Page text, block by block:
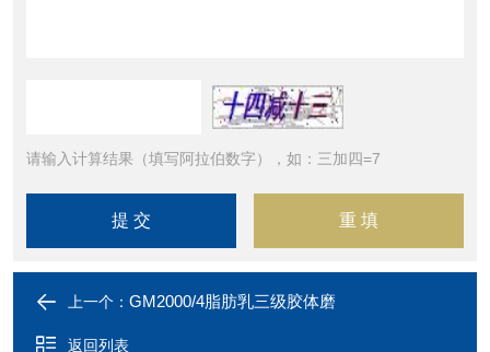
请输入计算结果（填写阿拉伯数字），如：三加四=7
上一个： GM2000/4脂肪乳三级胶体磨
返回列表